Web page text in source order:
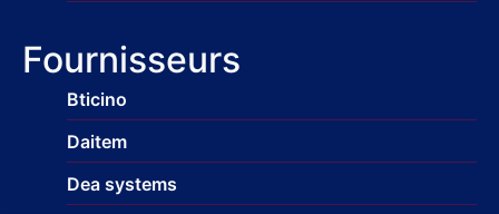
Fournisseurs
Bticino
Daitem
Dea systems